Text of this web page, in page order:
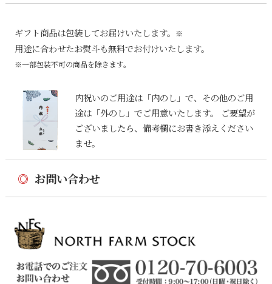
ギフト商品は包装してお届けいたします。 ※
用途に合わせたお熨斗も無料でお付けいたします。
※一部包装不可の商品を除きます。
内祝いのご用途は「内のし」で、その他のご用
途は「外のし」でご用意いたします。 ご要望が
ございましたら、備考欄にお書き添えください
ませ。
◎ お問い合わせ